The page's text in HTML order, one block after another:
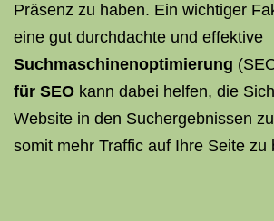
Präsenz zu haben. Ein wichtiger
eine gut durchdachte und effektive
Suchmaschinenoptimierung
für SEO kann dabei helfen, die
Website in den Suchergebnissen
somit mehr Traffic auf Ihre Seite zu